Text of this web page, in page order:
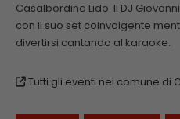
Casalbordino Lido. Il DJ
con il suo set coinvolgente
divertirsi cantando al karaoke.
Tutti gli eventi nel comune di